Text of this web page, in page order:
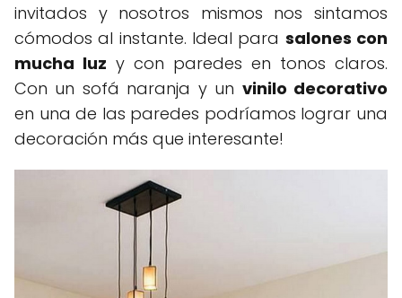
invitados y nosotros mismos nos sintamos
cómodos al instante. Ideal para salones con
mucha luz y con paredes en tonos claros.
Con un sofá naranja y un vinilo decorativo
en una de las paredes podríamos lograr una
decoración más que interesante!